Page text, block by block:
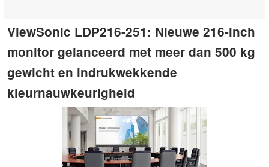
ViewSonic LDP216-251: Nieuwe 216-inch
monitor gelanceerd met meer dan 500 kg
gewicht en indrukwekkende
kleurnauwkeurigheid